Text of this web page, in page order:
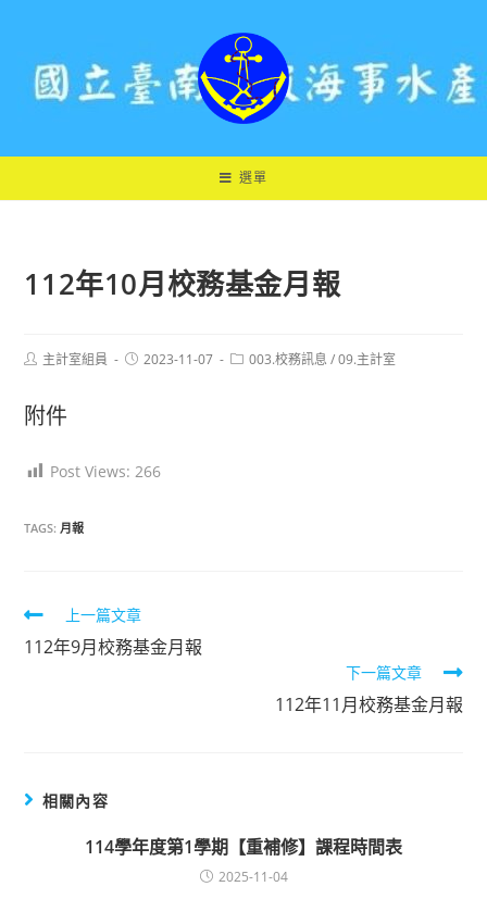
選單
112年10月校務基金月報
Post主計室組員
Post2023-11-07
Post003.校務訊息 / 09.主計室
附件
Post Views: 266
TAGS: 月報
Read上一篇文章
112年9月校務基金月報
下一篇文章
112年11月校務基金月報
相關內容
114學年度第1學期【重補修】課程時間表
2025-11-04